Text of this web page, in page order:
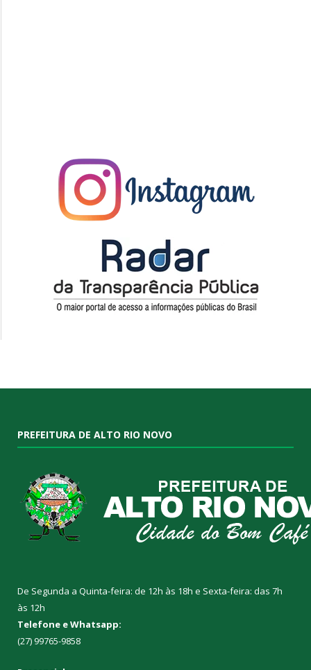
PREFEITURA DE ALTO RIO NOVO
De Segunda a Quinta-feira: de 12h às 18h e Sexta-feira: das 7h
às 12h
Telefone e Whatsapp:
(27) 99765-9858